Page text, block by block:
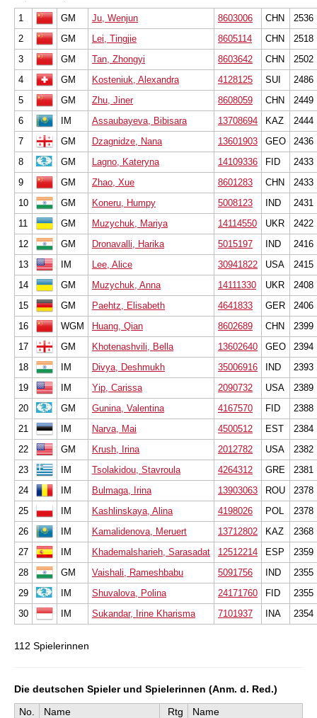
1 GM Ju, Wenjun 8603006 CHN
2536
2
GM Lei, Tingjie 8605114 CHN
2518
3
GM Tan, Zhongyi 8603642 CHN
2502
4
GM Kosteniuk, Alexandra 4128125 SUI
2486
5
GM Zhu, Jiner 8608059 CHN
2449
6
IM Assaubayeva, Bibisara 13708694 KAZ
2444
7
GM Dzagnidze, Nana 13601903 GEO
2436
8
GM Lagno, Kateryna 14109336 FID
2433
9
GM Zhao, Xue 8601283 CHN
2433
10
GM Koneru, Humpy 5008123 IND
2431
11
GM Muzychuk, Mariya 14114550 UKR
2422
12
GM Dronavalli, Harika 5015197 IND
2416
13
IM Lee, Alice 30941822 USA
2415
14
GM Muzychuk, Anna 14111330 UKR
2408
15
GM Paehtz, Elisabeth 4641833 GER
2406
16
WGM Huang, Qian 8602689 CHN
2399
17
GM Khotenashvili, Bella 13602640 GEO
2394
18
IM Divya, Deshmukh 35006916 IND
2393
19
IM Yip, Carissa 2090732 USA
2389
20
GM Gunina, Valentina 4167570 FID
2388
21
IM Narva, Mai 4500512 EST
2384
22
GM Krush, Irina 2012782 USA
2382
23
IM Tsolakidou, Stavroula 4264312 GRE
2381
24
IM Bulmaga, Irina 13903063 ROU
2378
25
IM Kashlinskaya, Alina 4198026 POL
2378
26
IM Kamalidenova, Meruert 13712802 KAZ
2368
27
IM Khademalsharieh, Sarasadat 12512214 ESP
2359
28
GM Vaishali, Rameshbabu 5091756 IND
2355
29
IM Shuvalova, Polina 24171760 FID
2355
30
IM Sukandar, Irine Kharisma 7101937 INA 2354
112 Spielerinnen
Die deutschen Spieler und Spielerinnen (Anm. d. Red.)
No.
Name Rtg Name